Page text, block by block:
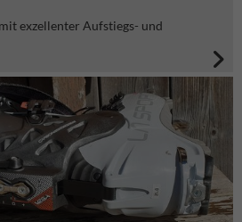
exzellenter Aufstiegs- und